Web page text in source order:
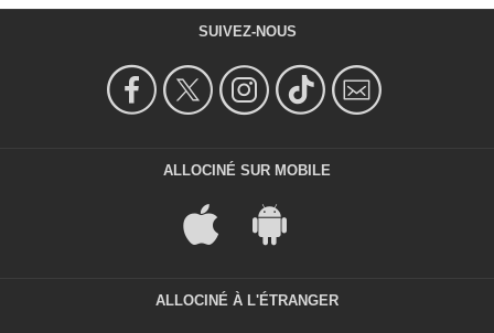
SUIVEZ-NOUS
ALLOCINÉ SUR MOBILE
ALLOCINÉ À L'ÉTRANGER